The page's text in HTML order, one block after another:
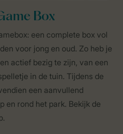
Box
een complete box vol
voor jong en oud. Zo heb je
actief bezig te zijn, van een
in de tuin. Tijdens de
een aanvullend
en rond het park. Bekijk de